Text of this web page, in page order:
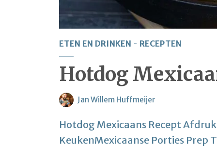
ETEN EN DRINKEN RECEPTEN
Hotdog
Jan Willem Huffmeijer
Hotdog Mexicaans Recept
KeukenMexicaanse Porties Prep